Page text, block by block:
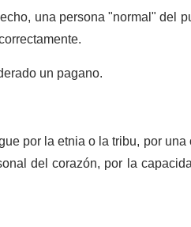
una persona "normal" del
un pagano.
por la etnia o la tribu, por
del corazón, por la